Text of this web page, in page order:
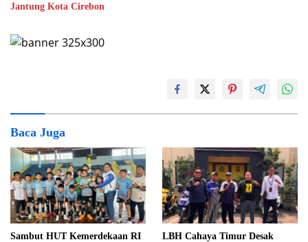
Jantung Kota Cirebon
Baca Juga
Sambut HUT Kemerdekaan RI
LBH Cahaya Timur Desak